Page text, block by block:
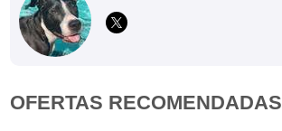
OFERTAS RECOMENDADAS